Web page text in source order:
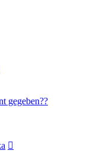
gegeben??